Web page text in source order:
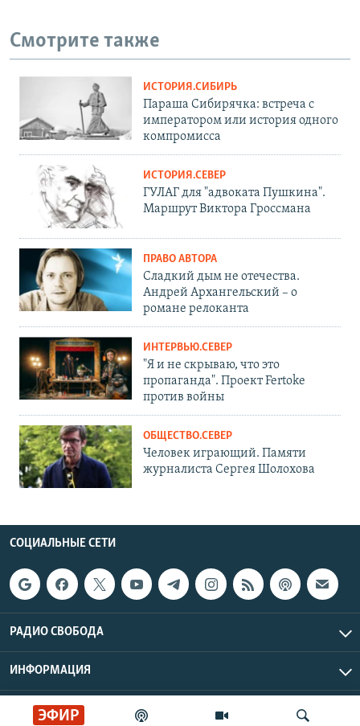
ЭФИР
Смотрите также
ИСТОРИЯ.СИБИРЬ
Параша Сибирячка: встреча с
императором или история одного
компромисса
ИСТОРИЯ.СЕВЕР
ГУЛАГ для "адвоката Пушкина".
Маршрут Виктора Гроссмана
ПРАВО АВТОРА
Сладкий дым не отечества.
Андрей Архангельский – о
романе релоканта
ИНТЕРВЬЮ.СЕВЕР
"Я и не скрываю, что это
пропаганда". Проект Fertoke
против войны
ОБЩЕСТВО.СЕВЕР
Человек играющий. Памяти
журналиста Сергея Шолохова
СОЦИАЛЬНЫЕ СЕТИ
РАДИО СВОБОДА
ИНФОРМАЦИЯ
Радио Свобода © 2026 RFE/RL, Inc. | Все права защищены.